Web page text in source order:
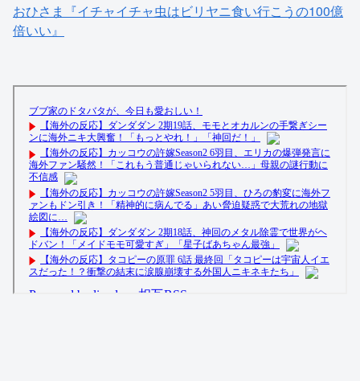
おひさま『イチャイチャ虫はビリヤニ食い行こうの100億
倍いい』